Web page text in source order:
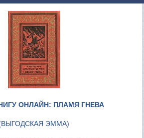
ОНЛАЙН: ПЛАМЯ ГНЕВА
ВЫГОДСКАЯ ЭММА)